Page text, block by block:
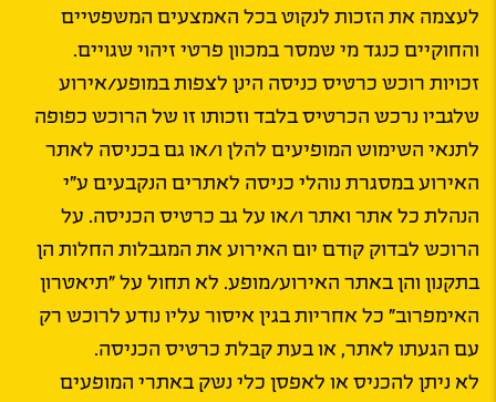
לעצמה את הזכות לנקוט בכל האמצעים המשפטיים
והחוקיים כנגד מי שמסר במכוון פרטי זיהוי שגויים.
זכויות רוכש כרטיס כניסה הינן לצפות במופע/אירוע
שלגביו נרכש הכרטיס בלבד וזכותו זו של הרוכש כפופה
לתנאי השימוש המופיעים להלן ו/או גם בכניסה לאתר
האירוע במסגרת נוהלי כניסה לאתרים הנקבעים ע”י
הנהלת כל אתר ואתר ו/או על גב כרטיס הכניסה. על
הרוכש לבדוק קודם יום האירוע את המגבלות החלות הן
בתקנון והן באתר האירוע/מופע. לא תחול על ״תיאטרון
האימפרוב״ כל אחריות בגין איסור עליו נודע לרוכש רק
עם הגעתו לאתר, או בעת קבלת כרטיס הכניסה.
לא ניתן להכניס או לאפסן כלי נשק באתרי המופעים